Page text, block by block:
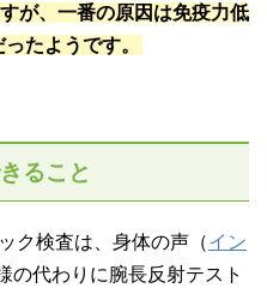
が、一番の原因は免疫力低
たようです。
ること
ク検査は、身体の声（イン
の代わりに腕長反射テスト